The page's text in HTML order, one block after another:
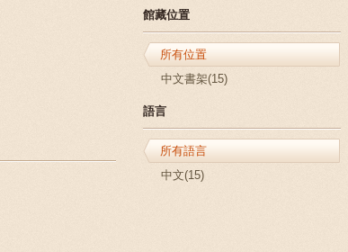
館藏位置
所有位置
中文書架(15)
語言
所有語言
中文(15)